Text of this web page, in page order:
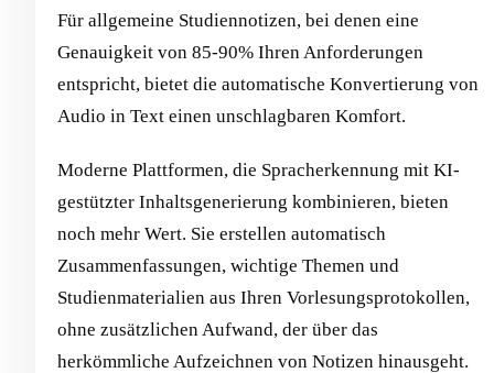
Für allgemeine Studiennotizen, bei denen eine
Genauigkeit von 85-90% Ihren Anforderungen
entspricht, bietet die automatische Konvertierung von
Audio in Text einen unschlagbaren Komfort.
Moderne Plattformen, die Spracherkennung mit KI-
gestützter Inhaltsgenerierung kombinieren, bieten
noch mehr Wert. Sie erstellen automatisch
Zusammenfassungen, wichtige Themen und
Studienmaterialien aus Ihren Vorlesungsprotokollen,
ohne zusätzlichen Aufwand, der über das
herkömmliche Aufzeichnen von Notizen hinausgeht.